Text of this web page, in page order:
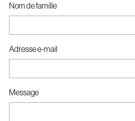
Nom de famille
Adresse e-mail
Message